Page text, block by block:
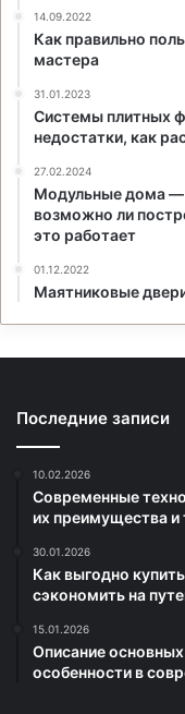
14.09.2022
Как правильно
мастера
31.01.2023
Системы плитных
недостатки, как
27.02.2024
Модульные дома —
возможно ли
это работает
01.12.2022
Маятниковые
Последние записи
10.02.2026
Современные
их преимущества и
30.01.2026
Как выгодно
сэкономить на
15.01.2026
Описание
особенности в